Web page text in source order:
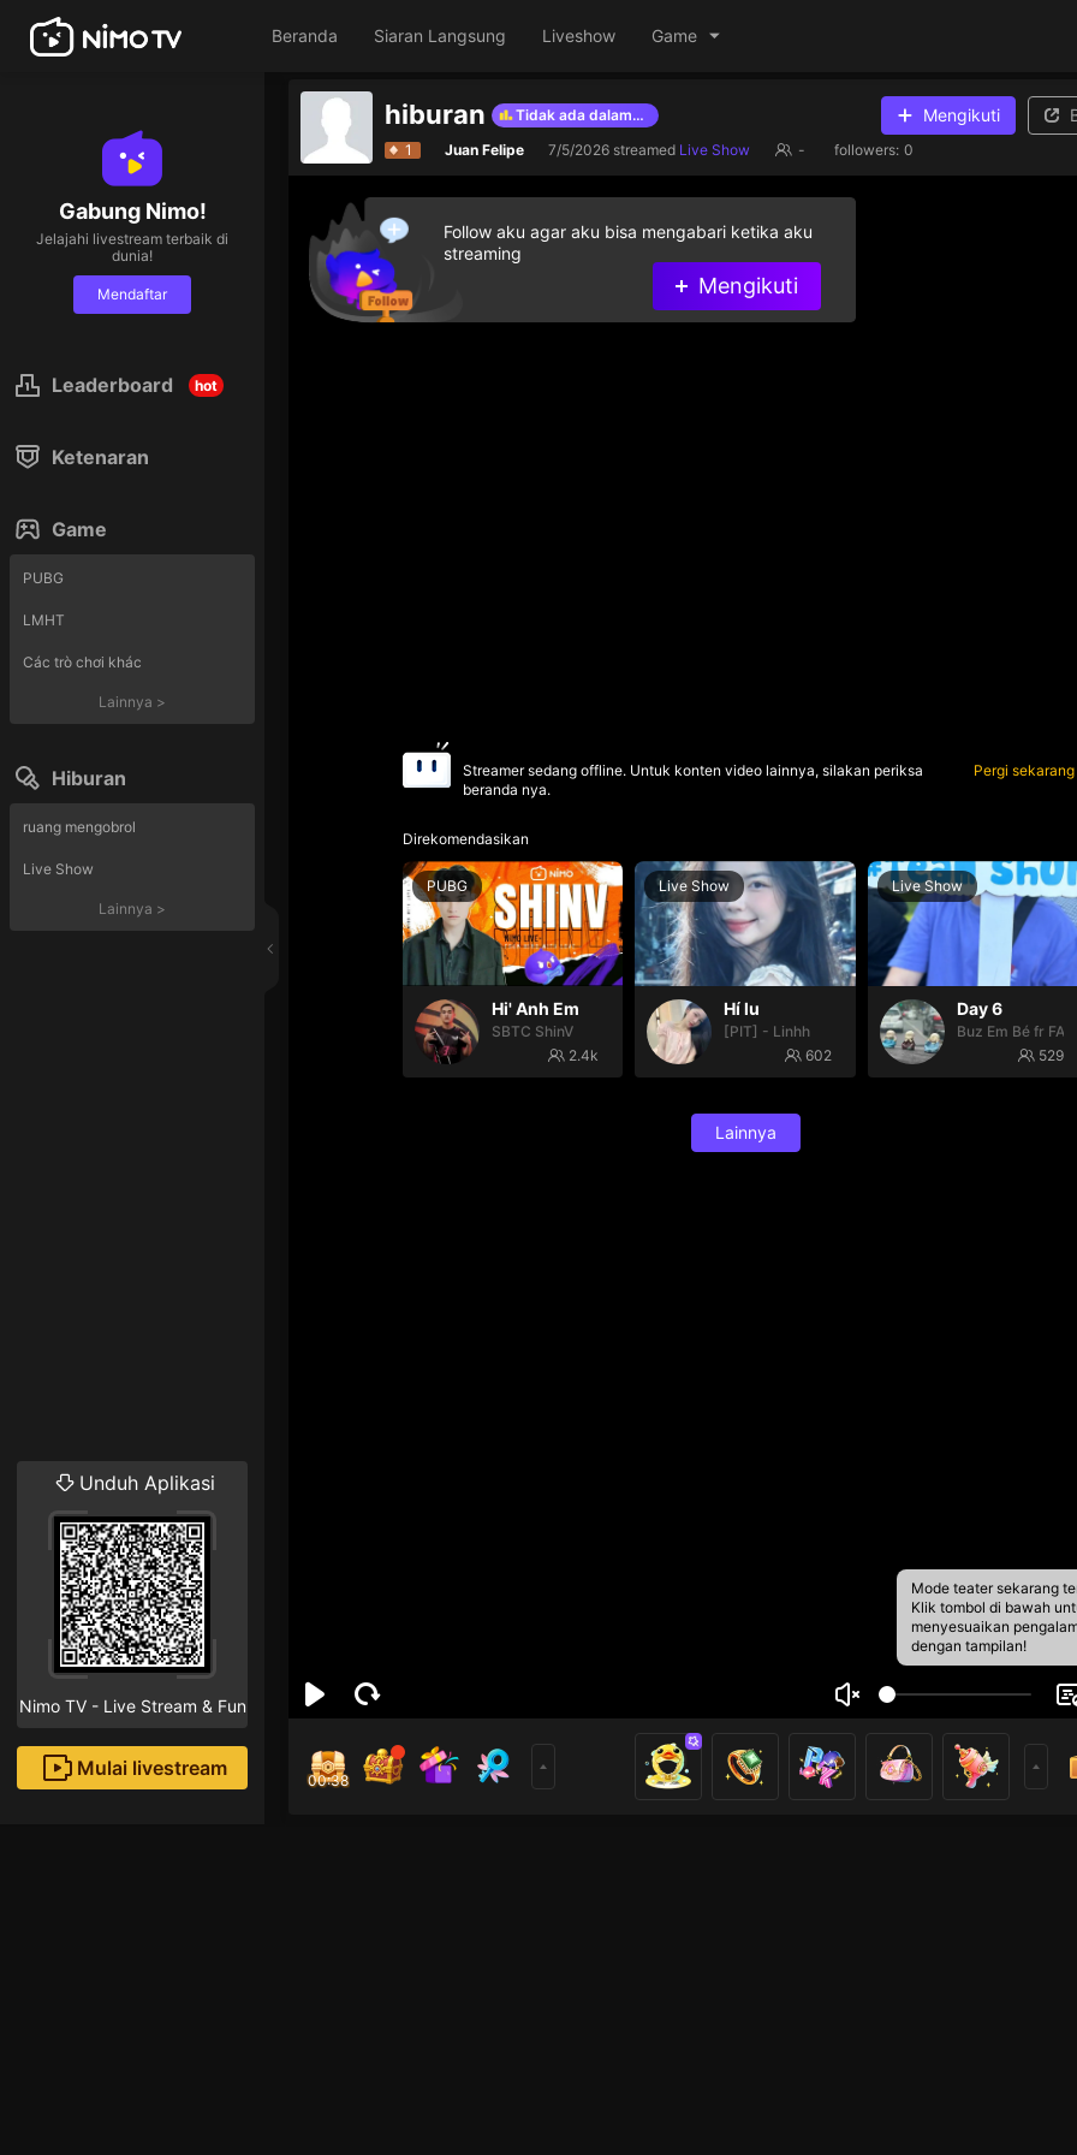
Beranda Siaran Langsung Liveshow Game
Gabung Nimo!
Jelajahi livestream terbaik di
dunia!
Mendaftar
Leaderboard hot
Ketenaran
Game
PUBG
LMHT
Các trò chơi khác
Lainnya >
Hiburan
ruang mengobrol
Live Show
Lainnya >
Unduh Aplikasi
Nimo TV - Live Stream & Fun
Mulai livestream
hiburan Tidak ada dalam daftar Mengikuti
1 Juan Felipe 7/5/2026 streamed Live Show - followers: 0
Mode teater sekarang
Klik tombol di bawah
menyesuaikan
dengan tampilan!
Streamer sedang offline. Untuk konten video lainnya, silakan periksa
beranda nya.
Pergi sekarang
Direkomendasikan
PUBG
Hi' Anh Em
SBTC ShinV
2.4k
Live Show
Hí lu
[PIT] - Linhh
602
Live Show
Day 6
Buz Em Bé fr
529
Lainnya
00:37
Follow aku agar aku bisa mengabari ketika aku
streaming
Mengikuti